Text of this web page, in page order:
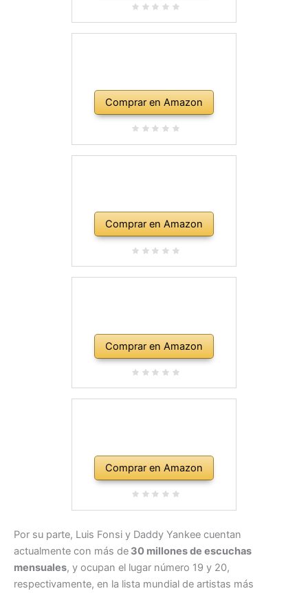
Comprar en Amazon
Comprar en Amazon
Comprar en Amazon
Comprar en Amazon
Por su parte, Luis Fonsi y Daddy Yankee cuentan
actualmente con más de 30 millones de escuchas
mensuales, y ocupan el lugar número 19 y 20,
respectivamente, en la lista mundial de artistas más